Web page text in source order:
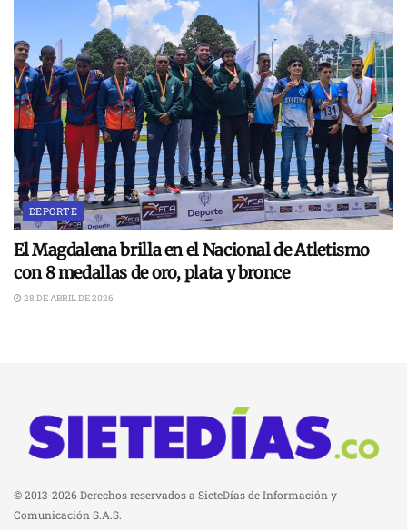
DEPORTE
El Magdalena brilla en el Nacional de Atletismo
con 8 medallas de oro, plata y bronce
28 DE ABRIL DE 2026
© 2013-2026 Derechos reservados a SieteDías de Información y
Comunicación S.A.S.